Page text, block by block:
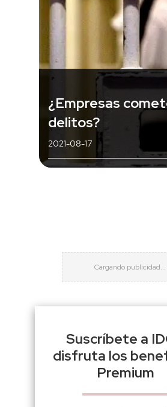
¿Empresas
delitos?
2021-08-17
Suscríbete a
disfruta los
Premium